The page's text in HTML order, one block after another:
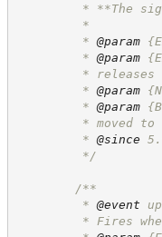
* **The
*
* @param
* @param
* releases this
* @param
* @param
* moved to
* @since
*/
/**
* @event
* Fires when a